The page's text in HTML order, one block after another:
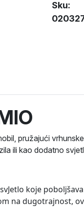
T10
AMIO
Sku:
pružajući
ili kao dodatno
koje
na dugotrajnost,